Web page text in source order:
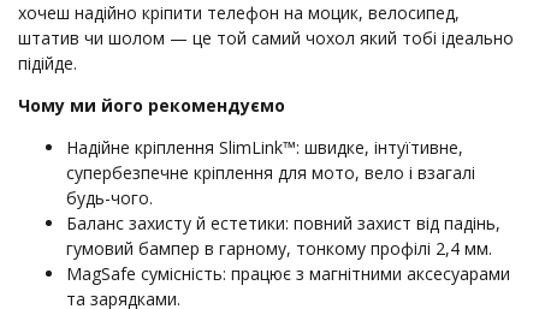
хочеш надійно кріпити телефон на моцик, велосипед,
штатив чи шолом — це той самий чохол який тобі ідеально
підійде.
Чому ми його рекомендуємо
Надійне кріплення SlimLink™: швидке, інтуїтивне,
супербезпечне кріплення для мото, вело і взагалі
будь-чого.
Баланс захисту й естетики: повний захист від падінь,
гумовий бампер в гарному, тонкому профілі 2,4 мм.
MagSafe сумісність: працює з магнітними аксесуарами
та зарядками.